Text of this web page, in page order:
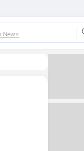
News